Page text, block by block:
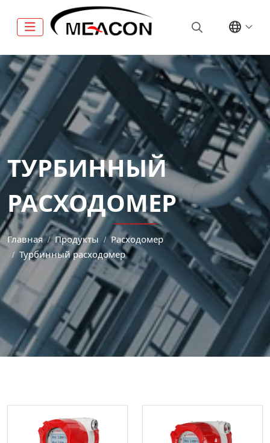
ТУРБИННЫЙ
РАСХОДОМЕР
Главная Продукты
Расходомер
Турбинный расходомер